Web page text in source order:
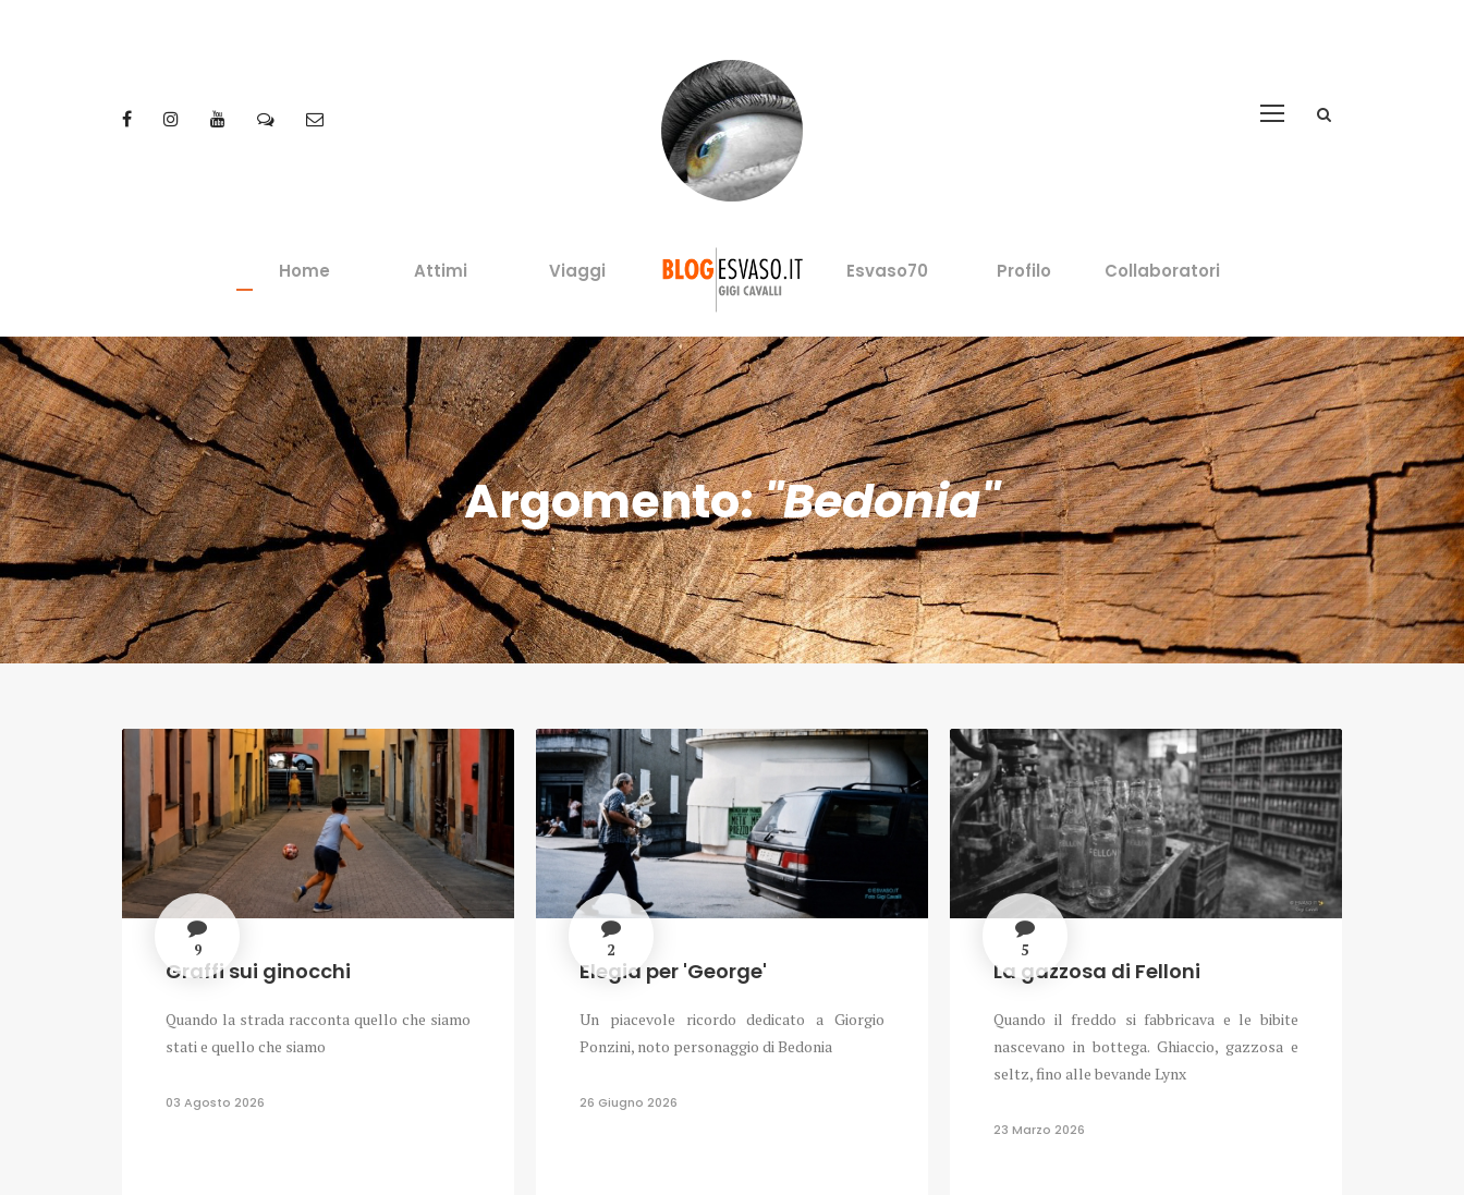
Home Attimi Viaggi Esvaso70 Profilo Collaboratori
Argomento:"Bedonia"
9
Graffi sui ginocchi
Quando la strada racconta quello che siamo
stati e quello che siamo
03 Agosto 2026
2
Elegia per 'George'
Un piacevole ricordo dedicato a Giorgio
Ponzini, noto personaggio di Bedonia
26 Giugno 2026
5
La gazzosa di Felloni
Quando il freddo si fabbricava e le bibite
nascevano in bottega. Ghiaccio, gazzosa e
seltz, fino alle bevande Lynx
23 Marzo 2026